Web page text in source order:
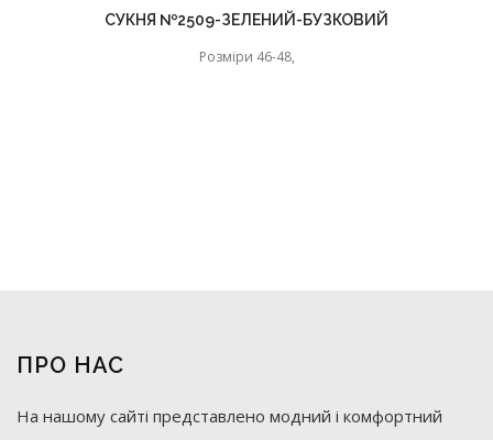
СУКНЯ №2509-ЗЕЛЕНИЙ-БУЗКОВИЙ
Розміри 46-48,
ПРО НАС
На нашому сайті представлено модний і комфортний